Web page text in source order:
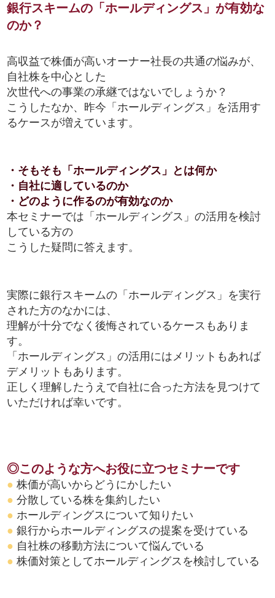
銀行スキームの「ホールディングス」が有効な
のか？
高収益で株価が高いオーナー社長の共通の悩みが、
自社株を中心とした
次世代への事業の承継ではないでしょうか？
こうしたなか、昨今「ホールディングス」を活用す
るケースが増えています。
・そもそも「ホールディングス」とは何か
・自社に適しているのか
・どのように作るのが有効なのか
本セミナーでは「ホールディングス」の活用を検討
している方の
こうした疑問に答えます。
実際に銀行スキームの「ホールディングス」を実行
された方のなかには、
理解が十分でなく後悔されているケースもありま
す。
「ホールディングス」の活用にはメリットもあれば
デメリットもあります。
正しく理解したうえで自社に合った方法を見つけて
いただければ幸いです。
◎このような方へお役に立つセミナーです
● 株価が高いからどうにかしたい
● 分散している株を集約したい
● ホールディングスについて知りたい
● 銀行からホールディングスの提案を受けている
● 自社株の移動方法について悩んでいる
● 株価対策としてホールディングスを検討している